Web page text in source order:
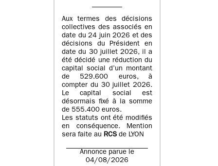
Aux termes des décisions
collectives des associés en
date du 24 juin 2026 et des
décisions du Président en
date du 30 juillet 2026, il a
été décidé une réduction du
capital social d’un montant
de 529.600 euros, à
compter du 30 juillet 2026.
Le capital social est
désormais fixé à la somme
de 555.400 euros.
Les statuts ont été modifiés
en conséquence. Mention
sera faite au RCS de LYON
Annonce parue le
04/08/2026